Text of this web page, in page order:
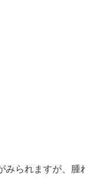
られますが、腫